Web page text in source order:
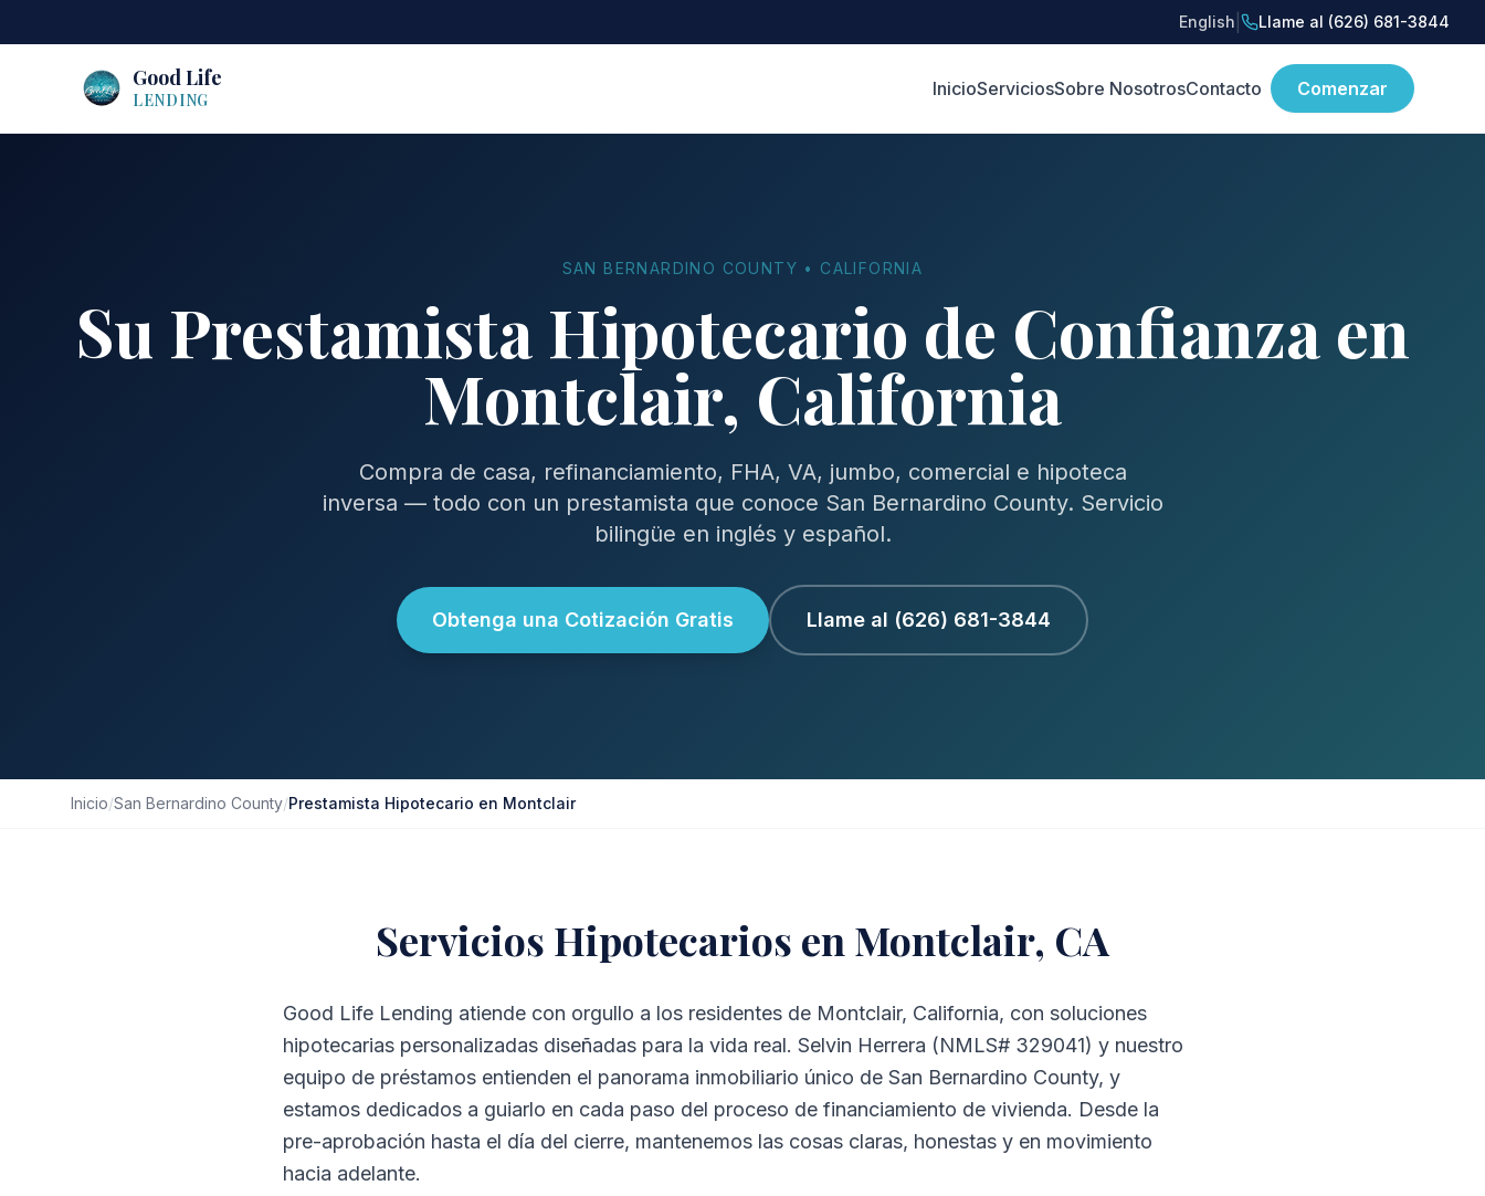
English Llame al (626) 681-3844
Good Life
LENDING
InicioServiciosSobre NosotrosContacto Comenzar
SAN BERNARDINO COUNTY • CALIFORNIA
Su Prestamista Hipotecario de Confianza en
Montclair, California
Compra de casa, refinanciamiento, FHA, VA, jumbo, comercial e hipoteca
inversa — todo con un prestamista que conoce San Bernardino County. Servicio
bilingüe en inglés y español.
Obtenga una Cotización Gratis Llame al (626) 681-3844
Inicio/San Bernardino County/Prestamista Hipotecario en Montclair
Servicios Hipotecarios en Montclair, CA
Good Life Lending atiende con orgullo a los residentes de Montclair, California, con soluciones
hipotecarias personalizadas diseñadas para la vida real. Selvin Herrera (NMLS# 329041) y nuestro
equipo de préstamos entienden el panorama inmobiliario único de San Bernardino County, y
estamos dedicados a guiarlo en cada paso del proceso de financiamiento de vivienda. Desde la
pre-aprobación hasta el día del cierre, mantenemos las cosas claras, honestas y en movimiento
hacia adelante.